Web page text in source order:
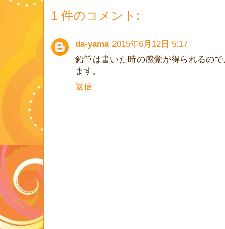
1 件のコメント:
da-yama 2015年6月12日 5:17
鉛筆は書いた時の感覚が得られるの
ます。
返信